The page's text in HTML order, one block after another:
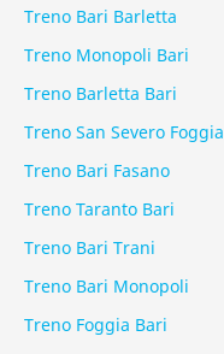
Treno Bari Barletta
Treno Monopoli Bari
Treno Barletta Bari
Treno San Severo Foggia
Treno Bari Fasano
Treno Taranto Bari
Treno Bari Trani
Treno Bari Monopoli
Treno Foggia Bari